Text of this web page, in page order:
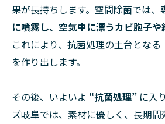
果が長持ちします。空間除菌では、
に噴霧し、空気中に漂うカビ胞子
これにより、抗菌処理の土台となる
を作り出します。
その後、いよいよ “抗菌処理” に入
ズ岐阜では、素材に優しく、長期